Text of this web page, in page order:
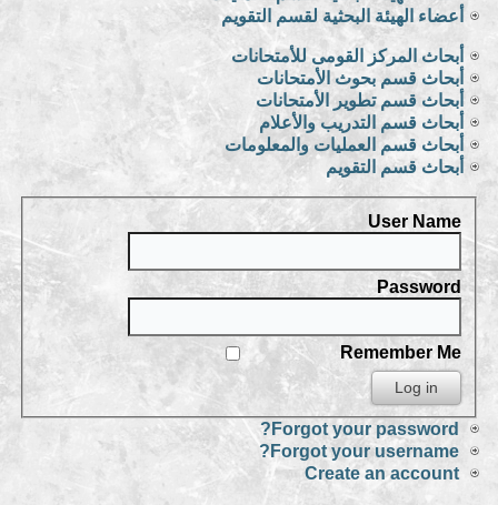
أعضاء الهيئة البحثية لقسم التقويم
أبحاث المركز القومى للأمتحانات
أبحاث قسم بحوث الأمتحانات
أبحاث قسم تطوير الأمتحانات
أبحاث قسم التدريب والأعلام
أبحاث قسم العمليات والمعلومات
أبحاث قسم التقويم
User Name
Password
Remember Me
Forgot your password?
Forgot your username?
Create an account